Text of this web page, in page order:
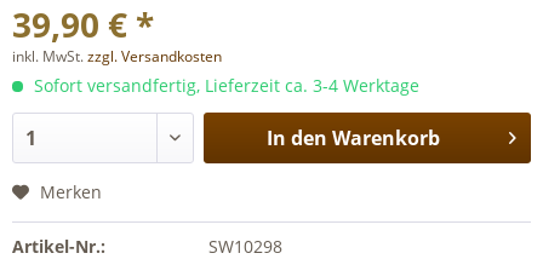
39,90 € *
inkl. MwSt.zzgl. Versandkosten
Sofort versandfertig, Lieferzeit ca. 3-4 Werktage
In den Warenkorb
Merken
Artikel-Nr.: SW10298